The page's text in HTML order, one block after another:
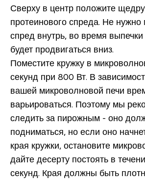
Сверху в центр положите
протеинового спреда. Не нужно
спред внутрь, во время
будет продвигаться вниз.
Поместите кружку в
секунд при 800 Вт. В
вашей микроволновой печи
варьироваться. Поэтому мы
следить за пирожным - оно
подниматься, но если оно
края кружки, остановите
дайте десерту постоять в
секунд. Края должны быть